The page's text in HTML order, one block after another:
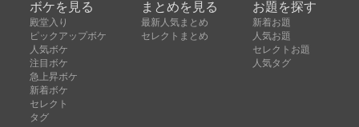
ボケを見る
殿堂入り
ピックアップボケ
人気ボケ
注目ボケ
急上昇ボケ
新着ボケ
セレクト
タグ
まとめを見る
最新人気まとめ
セレクトまとめ
お題を探す
新着お題
人気お題
セレクトお題
人気タグ